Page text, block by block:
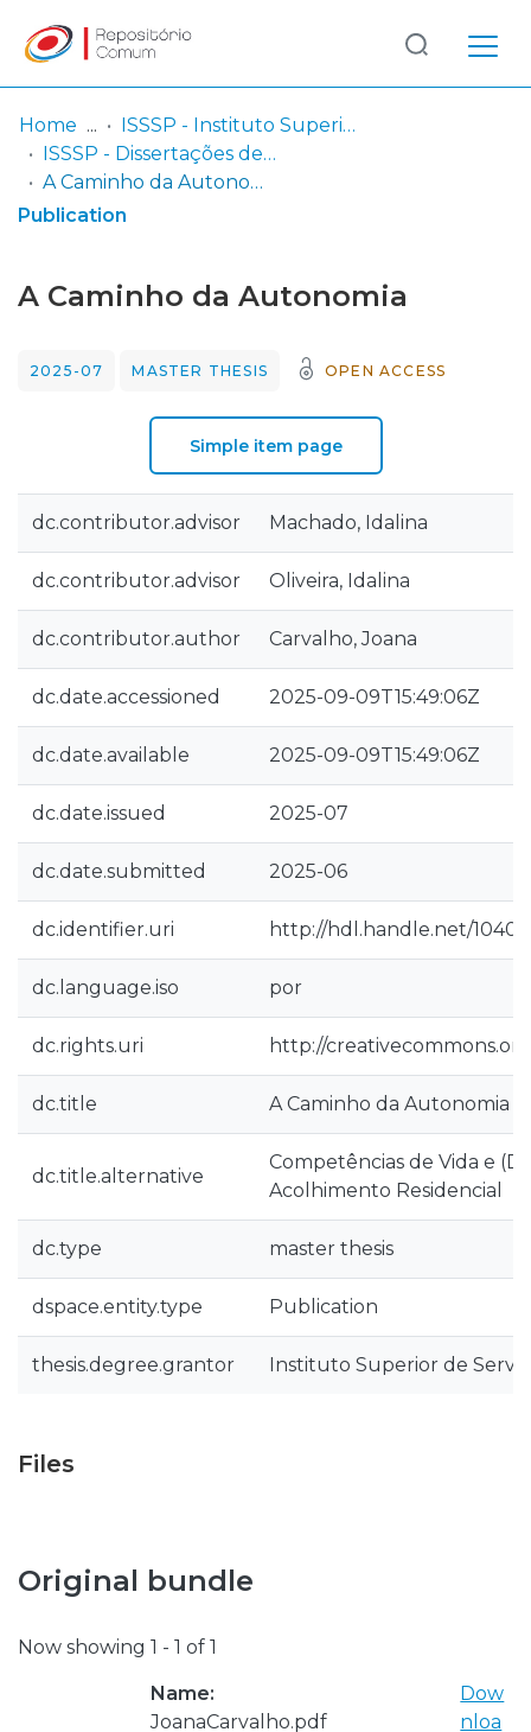
Communities
& Collections
Statistics
Log
In
(current)
Home
ISSSP - Instituto Superior de Serviço Social do Porto
ISSSP - Dissertações de mestrado em Intervenção Social na Infância e juventude em Risco de Exclusão Social
A Caminho da Autonomia
Publication
A Caminho da Autonomia
2025-07 MASTER THESIS OPEN ACCESS
Simple item page
dc.contributor.advisor Machado, Idalina
dc.contributor.advisor Oliveira, Idalina
dc.contributor.author Carvalho, Joana
dc.date.accessioned 2025-09-09T15:49:06Z
dc.date.available 2025-09-09T15:49:06Z
dc.date.issued 2025-07
dc.date.submitted 2025-06
dc.identifier.uri http://hdl.handle.net/
dc.language.iso por
dc.rights.uri http://
dc.title A Caminho da Autonomia
dc.title.alternative
Competências de Vida e
Acolhimento Residencial
dc.type master thesis
dspace.entity.type Publication
thesis.degree.grantor Instituto Superior de
Files
Original bundle
Now showing 1 - 1 of 1
Name:
JoanaCarvalho.pdf
Dow
nloa